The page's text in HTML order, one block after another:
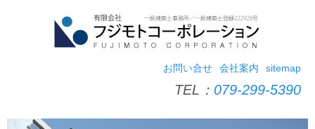
sitemap
会社案内
お問い合せ
TEL： 079-299-5390